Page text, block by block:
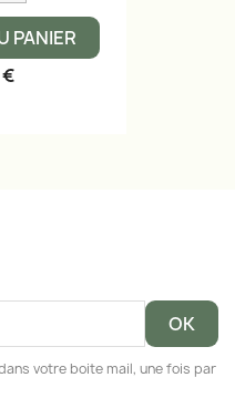
PANIER
votre boite mail, une fois par